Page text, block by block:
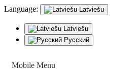
Language: Latviešu
Latviešu
Русский
Mobile Menu